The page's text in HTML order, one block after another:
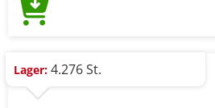
Lager: 4.276 St.